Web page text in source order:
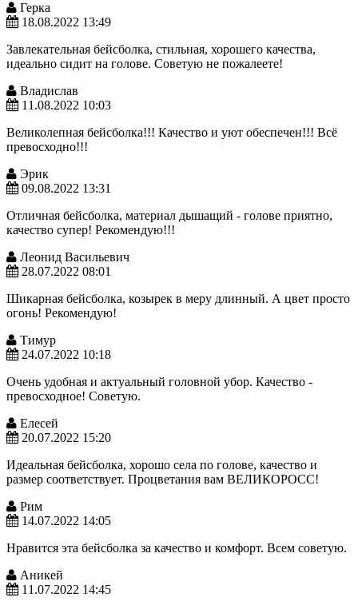
Герка
18.08.2022 13:49
Завлекательная бейсболка, стильная, хорошего качества,
идеально сидит на голове. Советую не пожалеете!
Владислав
11.08.2022 10:03
Великолепная бейсболка!!! Качество и уют обеспечен!!! Всё
превосходно!!!
Эрик
09.08.2022 13:31
Отличная бейсболка, материал дышащий - голове приятно,
качество супер! Рекомендую!!!
Леонид Васильевич
28.07.2022 08:01
Шикарная бейсболка, козырек в меру длинный. А цвет просто
огонь! Рекомендую!
Тимур
24.07.2022 10:18
Очень удобная и актуальный головной убор. Качество -
превосходное! Советую.
Елесей
20.07.2022 15:20
Идеальная бейсболка, хорошо села по голове, качество и
размер соответствует. Процветания вам ВЕЛИКОРОСС!
Рим
14.07.2022 14:05
Нравится эта бейсболка за качество и комфорт. Всем советую.
Аникей
11.07.2022 14:45